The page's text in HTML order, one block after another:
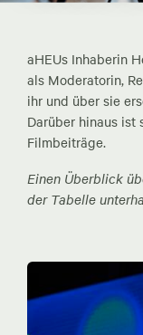
aHEUs Inhaberin
als Moderatorin,
ihr und über sie
Darüber hinaus ist
Filmbeiträge.
Einen Überblick
der Tabelle